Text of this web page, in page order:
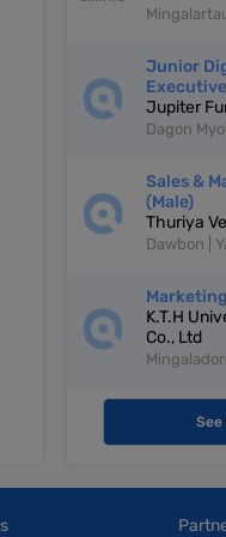
Junior
Executive
Jupiter
Dagon
Sales &
(Male)
Thuriya
Dawbon |
K.T.H
Co., Ltd
See